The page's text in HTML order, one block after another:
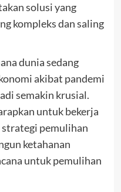
solusi yang
kompleks dan saling
dunia sedang
akibat pandemi
semakin krusial.
untuk bekerja
strategi pemulihan
ketahanan
untuk pemulihan